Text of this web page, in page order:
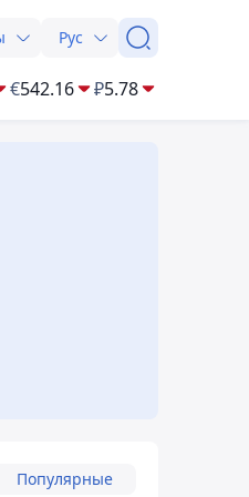
Рус
€542.16 ₽5.78
Популярные